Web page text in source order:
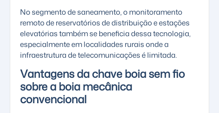
No segmento de saneamento, o monitoramento
remoto de reservatórios de distribuição e estações
elevatórias também se beneficia dessa tecnologia,
especialmente em localidades rurais onde a
infraestrutura de telecomunicações é limitada.
Vantagens da chave boia sem fio
sobre a boia mecânica
convencional